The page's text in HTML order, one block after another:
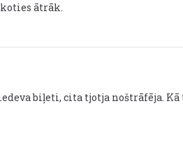
ātrāk.
biļeti, cita tjotja noštrāfēja.